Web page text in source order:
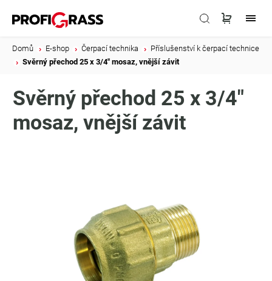
Domů E-shop Čerpací technika
Příslušenství k čerpací technice
Svěrný přechod 25 x 3/4" mosaz, vnější závit
Svěrný přechod 25 x 3/4"
mosaz, vnější závit